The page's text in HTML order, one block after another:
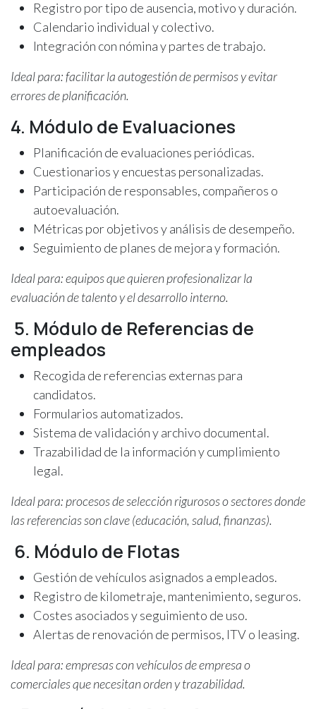
Registro por tipo de ausencia, motivo y duración.
Calendario individual y colectivo.
Integración con nómina y partes de trabajo.
Ideal para: facilitar la autogestión de permisos y evitar
errores de planificación.
4. Módulo de Evaluaciones
Planificación de evaluaciones periódicas.
Cuestionarios y encuestas personalizadas.
Participación de responsables, compañeros o
autoevaluación.
Métricas por objetivos y análisis de desempeño.
Seguimiento de planes de mejora y formación.
Ideal para: equipos que quieren profesionalizar la
evaluación de talento y el desarrollo interno.
5. Módulo de Referencias de
empleados
Recogida de referencias externas para
candidatos.
Formularios automatizados.
Sistema de validación y archivo documental.
Trazabilidad de la información y cumplimiento
legal.
Ideal para: procesos de selección rigurosos o sectores donde
las referencias son clave (educación, salud, finanzas).
6. Módulo de Flotas
Gestión de vehículos asignados a empleados.
Registro de kilometraje, mantenimiento, seguros.
Costes asociados y seguimiento de uso.
Alertas de renovación de permisos, ITV o leasing.
Ideal para: empresas con vehículos de empresa o
comerciales que necesitan orden y trazabilidad.